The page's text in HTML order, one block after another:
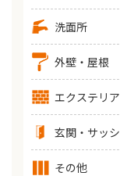
洗面所
外壁・屋根
エクステリア
玄関・サッシ
その他